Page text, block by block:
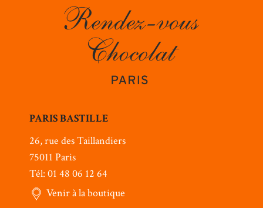
PARIS BASTILLE
26, rue des Taillandiers
75011 Paris
Tél: 01 48 06 12 64
Venir à la boutique